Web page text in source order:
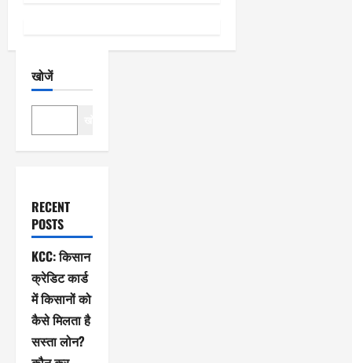
खोजें
RECENT
POSTS
KCC: किसान
क्रेडिट कार्ड
में किसानों को
कैसे मिलता है
सस्ता लोन?